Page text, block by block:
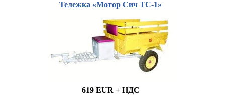
Тележка «Мотор Сич ТС-1»
619 EUR + НДС